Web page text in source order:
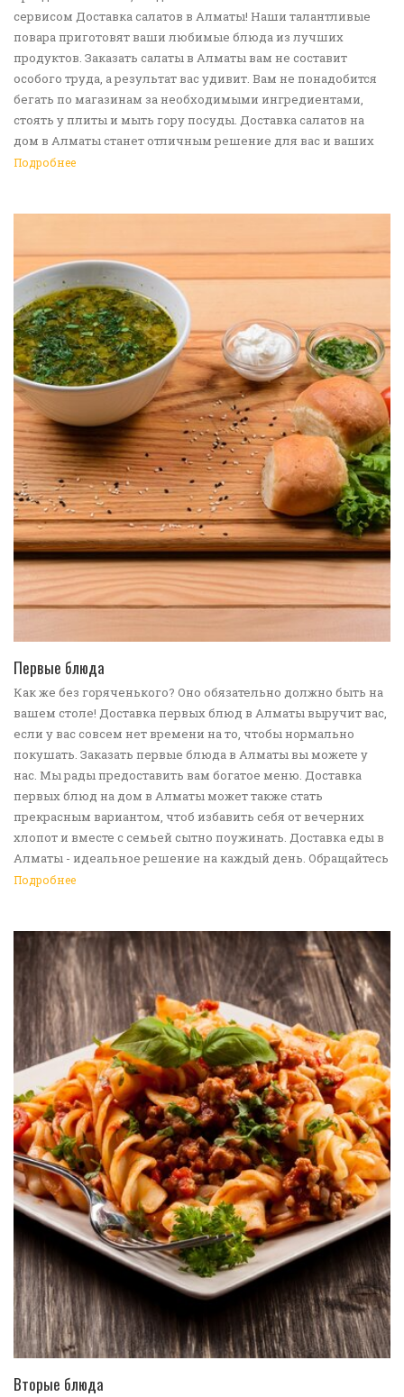
сервисом Доставка салатов в Алматы! Наши талантливые
повара приготовят ваши любимые блюда из лучших
продуктов. Заказать салаты в Алматы вам не составит
особого труда, а результат вас удивит. Вам не понадобится
бегать по магазинам за необходимыми ингредиентами,
стоять у плиты и мыть гору посуды. Доставка салатов на
дом в Алматы станет отличным решение для вас и ваших
родных, друзей. Ведь мы сами берем все хлопоты в свои
Подробнее
Первые блюда
Как же без горяченького? Оно обязательно должно быть на
вашем столе! Доставка первых блюд в Алматы выручит вас,
если у вас совсем нет времени на то, чтобы нормально
покушать. Заказать первые блюда в Алматы вы можете у
нас. Мы рады предоставить вам богатое меню. Доставка
первых блюд на дом в Алматы может также стать
прекрасным вариантом, чтоб избавить себя от вечерних
хлопот и вместе с семьей сытно поужинать. Доставка еды в
Алматы - идеальное решение на каждый день. Обращайтесь
к нам!
Подробнее
Вторые блюда